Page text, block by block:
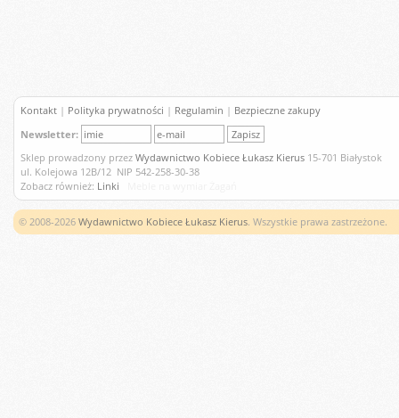
Kontakt | Polityka prywatności | Regulamin | Bezpieczne zakupy
Newsletter:
Sklep prowadzony przez Wydawnictwo Kobiece Łukasz Kierus 15-701 Białystok
ul. Kolejowa 12B/12 NIP 542-258-30-38
Zobacz również: Linki
© 2008-2026 Wydawnictwo Kobiece Łukasz Kierus. Wszystkie prawa zastrzeżone.